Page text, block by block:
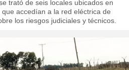
trató de seis locales ubicados en
accedían a la red eléctrica de
los riesgos judiciales y técnicos.